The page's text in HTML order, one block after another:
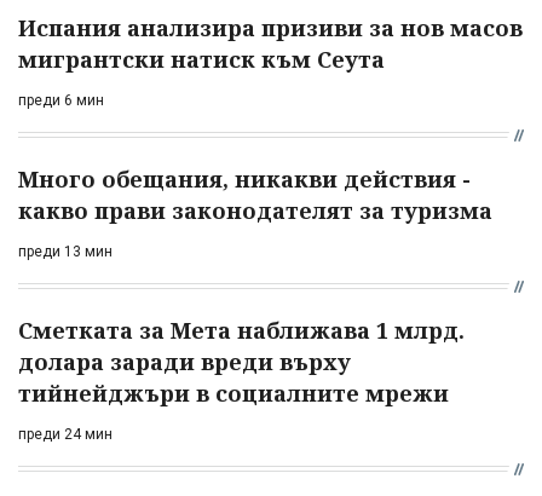
Испания анализира призиви за нов масов
мигрантски натиск към Сеута
преди 6 мин
Много обещания, никакви действия -
какво прави законодателят за туризма
преди 13 мин
Сметката за Мета наближава 1 млрд.
долара заради вреди върху
тийнейджъри в социалните мрежи
преди 24 мин